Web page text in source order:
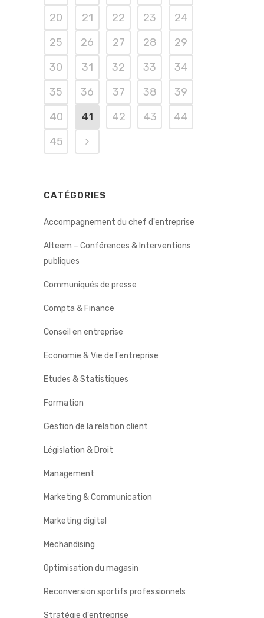
20
21 22 23
24
25
26 27 28
29
30
31 32 33
34
35
36 37 38
39
40
41 42 43
44
45
CATÉGORIES
Accompagnement du chef d'entreprise
Alteem – Conférences & Interventions
publiques
Communiqués de presse
Compta & Finance
Conseil en entreprise
Economie & Vie de l'entreprise
Etudes & Statistiques
Formation
Gestion de la relation client
Législation & Droit
Management
Marketing & Communication
Marketing digital
Mechandising
Optimisation du magasin
Reconversion sportifs professionnels
Stratégie d'entreprise